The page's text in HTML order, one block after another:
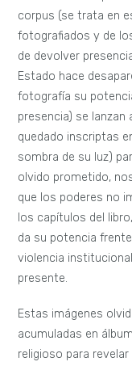
corpus (se trata en
fotografiados y de
de devolver
Estado hace
fotografía su
presencia) se lanzan
quedado inscriptas
sombra de su luz)
olvido prometido,
que los poderes no
los capítulos del
da su potencia
violencia
presente.
Estas imágenes
acumuladas en
religioso para